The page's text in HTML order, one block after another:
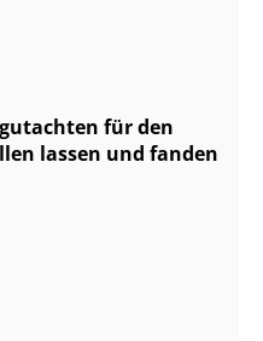
für den
lassen und fanden